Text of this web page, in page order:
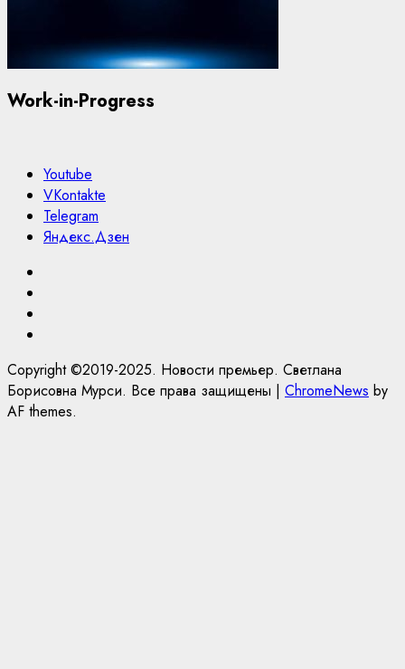
Work-in-Progress
Youtube
VKontakte
Telegram
Яндекс.Дзен
Copyright ©2019-2025. Новости премьер. Светлана
Борисовна Мурси. Все права защищены | ChromeNews by
AF themes.